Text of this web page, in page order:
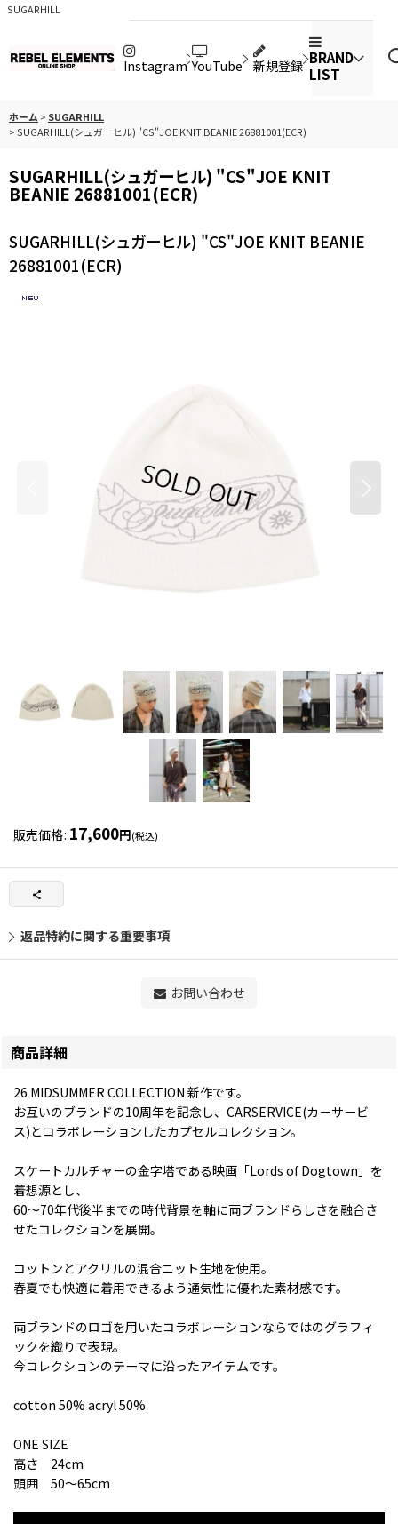
SUGARHILL
Instagram YouTube 新規登録 BRAND
LIST
ホーム > SUGARHILL
> SUGARHILL(シュガーヒル) "CS"JOE KNIT BEANIE 26881001(ECR)
SUGARHILL(シュガーヒル) "CS"JOE KNIT
BEANIE 26881001(ECR)
SUGARHILL(シュガーヒル) "CS"JOE KNIT BEANIE
26881001(ECR)
販売価格: 17,600円(税込)
返品特約に関する重要事項
お問い合わせ
商品詳細
26 MIDSUMMER COLLECTION 新作です。
お互いのブランドの10周年を記念し、CARSERVICE(カーサービ
ス)とコラボレーションしたカプセルコレクション。
スケートカルチャーの金字塔である映画「Lords of Dogtown」を
着想源とし、
60〜70年代後半までの時代背景を軸に両ブランドらしさを融合さ
せたコレクションを展開。
コットンとアクリルの混合ニット生地を使用。
春夏でも快適に着用できるよう通気性に優れた素材感です。
両ブランドのロゴを用いたコラボレーションならではのグラフィ
ックを織りで表現。
今コレクションのテーマに沿ったアイテムです。
cotton 50% acryl 50%
ONE SIZE
高さ 24cm
頭囲 50〜65cm